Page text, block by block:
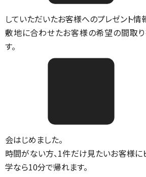
していただいたお客様へのプレゼント情
敷地に合わせたお客様の希望の間取り
す。
会はじめました。
時間がない方、1件だけ見たいお客様に
学なら10分で帰れます。